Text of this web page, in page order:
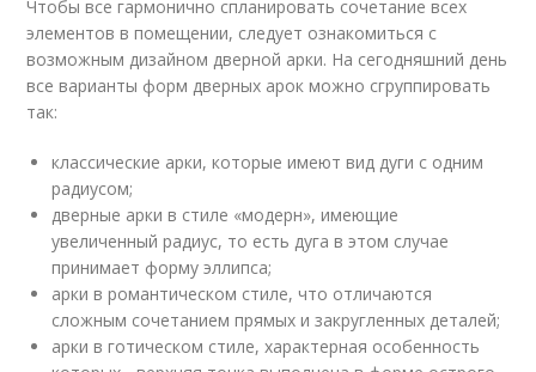
Чтобы все гармонично спланировать сочетание всех
элементов в помещении, следует ознакомиться с
возможным дизайном дверной арки. На сегодняшний день
все варианты форм дверных арок можно сгруппировать
так:
классические арки, которые имеют вид дуги с одним
радиусом;
дверные арки в стиле «модерн», имеющие
увеличенный радиус, то есть дуга в этом случае
принимает форму эллипса;
арки в романтическом стиле, что отличаются
сложным сочетанием прямых и закругленных деталей;
арки в готическом стиле, характерная особенность